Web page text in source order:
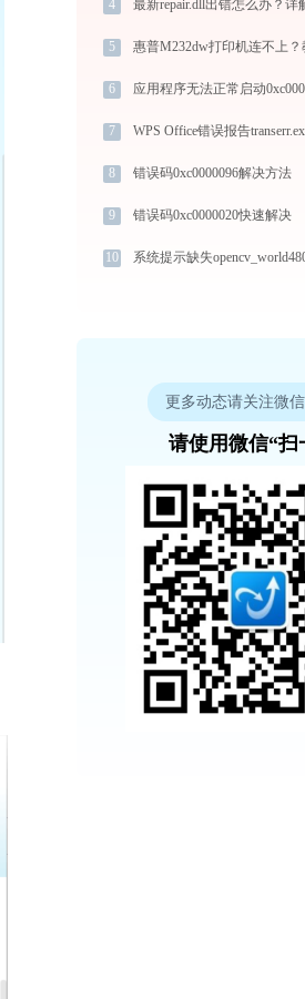
4 最新repair.dll出错怎么办？详
5
6 应用程序无法正常启动
7
8 错误码0xc0000096解决方法
9 错误码0xc0000020快速解决
10
更多动态请关注微
请使用微信“扫